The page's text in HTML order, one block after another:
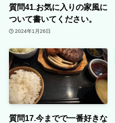
質問41.お気に入りの家風に
ついて書いてください。
2024年1月26日
質問17.今までで一番好きな